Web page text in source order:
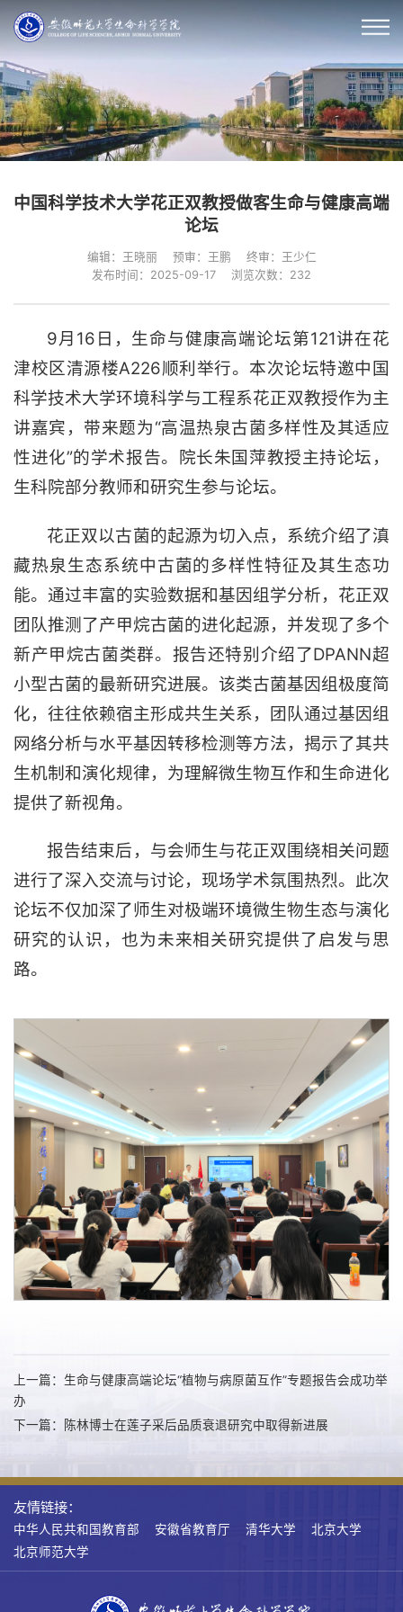
中国科学技术大学花正双教授做客生命与健康高端
论坛
编辑：王晓丽 预审：王鹏
终审：王少仁
发布时间：2025-09-17
浏览次数： 232
9月16日，生命与健康高端论坛第121讲在花
津校区清源楼A226顺利举行。本次论坛特邀中国
科学技术大学环境科学与工程系花正双教授作为主
讲嘉宾，带来题为“高温热泉古菌多样性及其适应
性进化”的学术报告。院长朱国萍教授主持论坛，
生科院部分教师和研究生参与论坛。
花正双以古菌的起源为切入点，系统介绍了滇
藏热泉生态系统中古菌的多样性特征及其生态功
能。通过丰富的实验数据和基因组学分析， 花正双
团队推测了产甲烷古菌的进化起源，并发现了多个
新产甲烷古菌类群。报告还特别介绍了DPANN超
小型古菌的最新研究进展。该类古菌基因组极度简
化，往往依赖宿主形成共生关系，团队通过基因组
网络分析与水平基因转移检测等方法，揭示了其共
生机制和演化规律，为理解微生物互作和生命进化
提供了新视角。
报告结束后，与会师生与花正双围绕相关问题
进行了深入交流与讨论，现场学术氛围热烈。此次
论坛不仅加深了师生对极端环境微生物生态与演化
研究的认识，也为未来相关研究提供了启发与思
路。
上一篇：生命与健康高端论坛“植物与病原菌互作”专题报告会成功举
办
下一篇：陈林博士在莲子采后品质衰退研究中取得新进展
友情链接：
中华人民共和国教育部 安徽省教育厅 清华大学
北京大学
北京师范大学